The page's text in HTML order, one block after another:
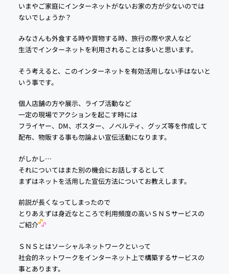
いまやご家庭にインターネットがないお家の方が少ないのでは
ないでしょうか？
みなさんも外食する時や買物する時、旅行の際や求人など
生活でインターネットを利用されることは多いと思います。
そう考えると、このインターネットを有効活用しない手はないと
いう事です。
個人店舗の方や展示、ライブ活動など
一定の現場でアクションを起こす時には
フライヤー、DM、ポスター、ノベルティ、グッズ等を作成して
配布、物販する事も勿論よい宣伝活動になります。
がしかし…
それについてはまた別の機会にお話しするとして
まずはネットを活用した宣伝方法についてお教えします。
前説が長くなってしまったので
とりあえずは身近なところで利用頻度の高いＳＮＳサービスの
ご紹介
ＳＮＳとはソーシャルネットワークといって
社会的ネットワークをインターネット上で構築するサービスの
事とあります。